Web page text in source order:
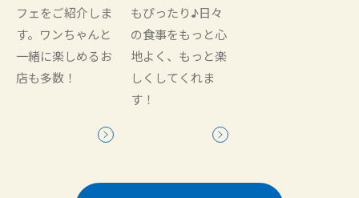
フェをご紹介しま
す。ワンちゃんと
一緒に楽しめるお
店も多数！
もぴったり♪日々
の食事をもっと心
地よく、もっと楽
しくしてくれま
す！